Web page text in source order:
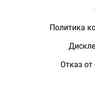
Политика
Отказ от